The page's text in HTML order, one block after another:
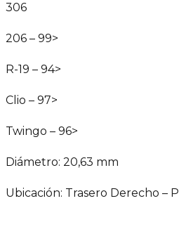
306
206 – 99>
R-19 – 94>
Clio – 97>
Twingo – 96>
Diámetro: 20,63 mm
Ubicación: Trasero Derecho –